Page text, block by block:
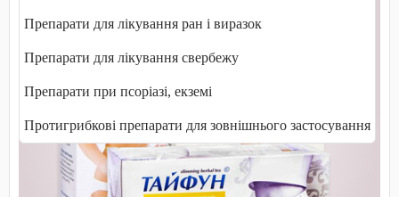
Препарати для лікування ран і виразок
Препарати для лікування свербежу
Препарати при псоріазі, екземі
Протигрибкові препарати для зовнішнього застосування